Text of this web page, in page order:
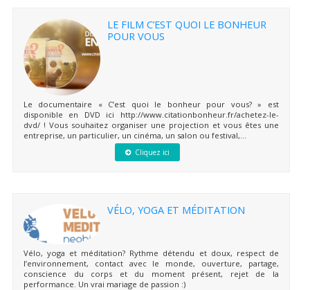
LE FILM C’EST QUOI LE BONHEUR
POUR VOUS
Le documentaire « C’est quoi le bonheur pour vous? » est
disponible en DVD ici http://www.citationbonheur.fr/achetez-le-
dvd/ ! Vous souhaitez organiser une projection et vous êtes une
entreprise, un particulier, un cinéma, un salon ou festival,...
Cliquez ici
VÉLO, YOGA ET MÉDITATION
Vélo, yoga et méditation? Rythme détendu et doux, respect de
l’environnement, contact avec le monde, ouverture, partage,
conscience du corps et du moment présent, rejet de la
performance. Un vrai mariage de passion :)